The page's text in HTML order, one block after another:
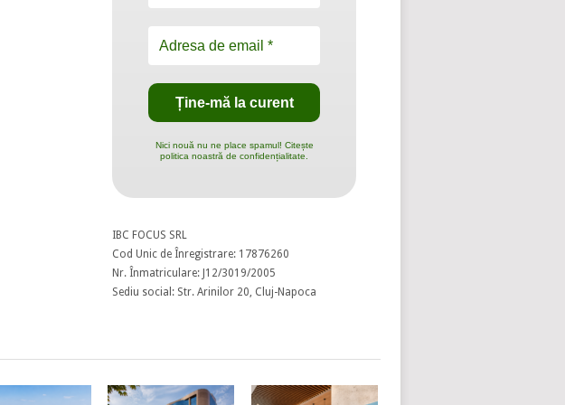
Nici nouă nu ne place spamul! Citește
politica noastră de confidențialitate.
IBC FOCUS SRL
Cod Unic de Înregistrare: 17876260
Nr. Înmatriculare: J12/3019/2005
Sediu social: Str. Arinilor 20, Cluj-Napoca